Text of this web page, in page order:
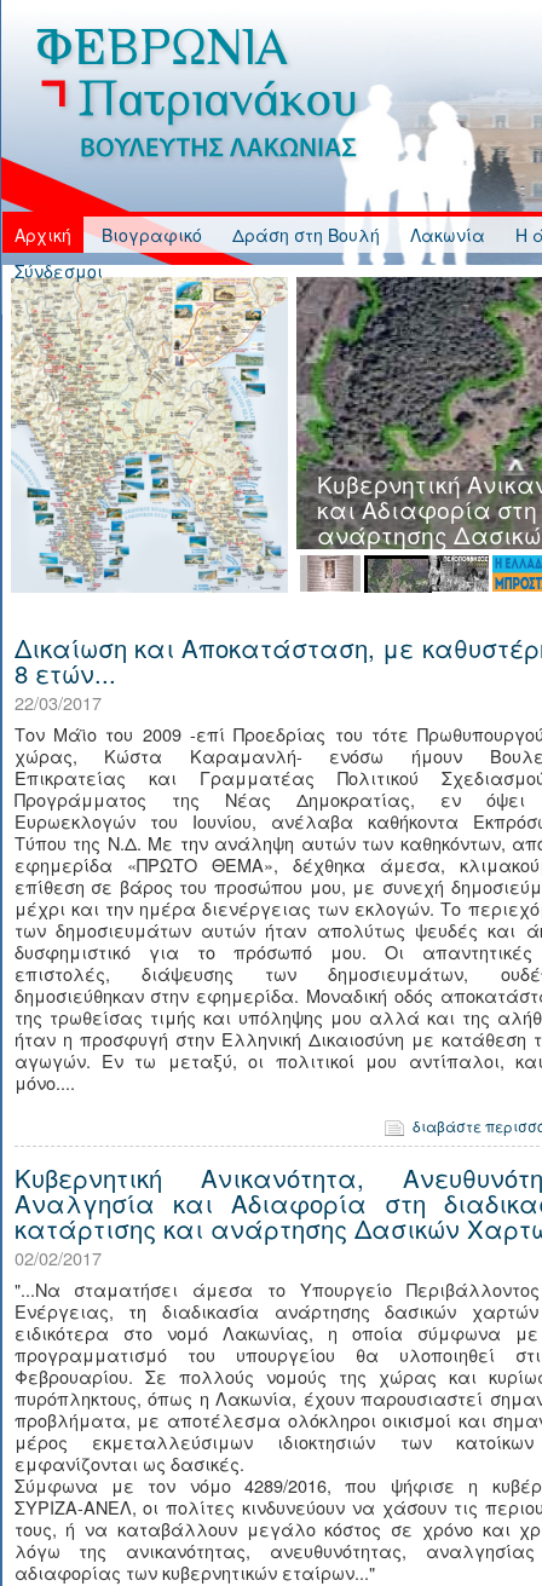
Αρχική Βιογραφικό Δράση στη Βουλή Λακωνία
Η
Σύνδεσμοι
Κυβερνητική
και Αδιαφορία
ανάρτησης
Δικαίωση και Αποκατάσταση, με
8 ετών...
22/03/2017
Τον Μάϊο του 2009 -επί Προεδρίας του τότε
χώρας, Κώστα Καραμανλή- ενόσω ήμουν
Επικρατείας και Γραμματέας Πολιτικού
Προγράμματος της Νέας Δημοκρατίας, εν όψει
Ευρωεκλογών του Ιουνίου, ανέλαβα καθήκοντα
Τύπου της Ν.Δ. Με την ανάληψη αυτών των καθηκόντων,
εφημερίδα «ΠΡΩΤΟ ΘΕΜΑ», δέχθηκα άμεσα,
επίθεση σε βάρος του προσώπου μου, με συνεχή
μέχρι και την ημέρα διενέργειας των εκλογών. Το
των δημοσιευμάτων αυτών ήταν απολύτως ψευδές και
δυσφημιστικό για το πρόσωπό μου. Οι
επιστολές, διάψευσης των δημοσιευμάτων,
δημοσιεύθηκαν στην εφημερίδα. Μοναδική οδός
της τρωθείσας τιμής και υπόληψης μου αλλά και της
ήταν η προσφυγή στην Ελληνική Δικαιοσύνη με κατάθεση
αγωγών. Εν τω μεταξύ, οι πολιτικοί μου αντίπαλοι,
μόνο....
διαβάστε
Κυβερνητική Ανικανότητα,
Αναλγησία και Αδιαφορία στη
κατάρτισης και ανάρτησης Δασικών
02/02/2017
"...Να σταματήσει άμεσα το Υπουργείο
Ενέργειας, τη διαδικασία ανάρτησης δασικών
ειδικότερα στο νομό Λακωνίας, η οποία σύμφωνα
προγραμματισμό του υπουργείου θα υλοποιηθεί
Φεβρουαρίου. Σε πολλούς νομούς της χώρας και
πυρόπληκτους, όπως η Λακωνία, έχουν παρουσιαστεί
προβλήματα, με αποτέλεσμα ολόκληροι οικισμοί και
μέρος εκμεταλλεύσιμων ιδιοκτησιών των
εμφανίζονται ως δασικές.
Σύμφωνα με τον νόμο 4289/2016, που ψήφισε η
ΣΥΡΙΖΑ-ΑΝΕΛ, οι πολίτες κινδυνεύουν να χάσουν τις
τους, ή να καταβάλλουν μεγάλο κόστος σε χρόνο και
λόγω της ανικανότητας, ανευθυνότητας,
αδιαφορίας των κυβερνητικών εταίρων..."